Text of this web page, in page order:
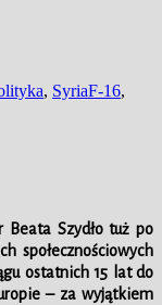
, SyriaTagi
F-16,
Szydło tuż po
społecznościowych
ostatnich 15 lat do
– za wyjątkiem